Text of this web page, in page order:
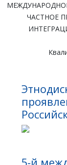
ЧАСТНОЕ